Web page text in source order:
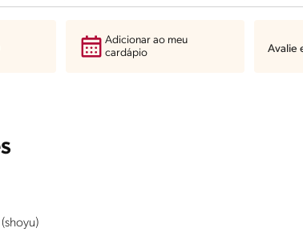
Adicionar ao meu
cardápio
Avalie